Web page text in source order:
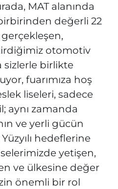
MAT alanında
değerli 22
gerçekleşen,
otomotiv
sizlerle birlikte
fuarımıza hoş
liseleri, sadece
aynı zamanda
ve yerli gücün
hedeflerine
yetişen,
ve ülkesine değer
önemli bir rol